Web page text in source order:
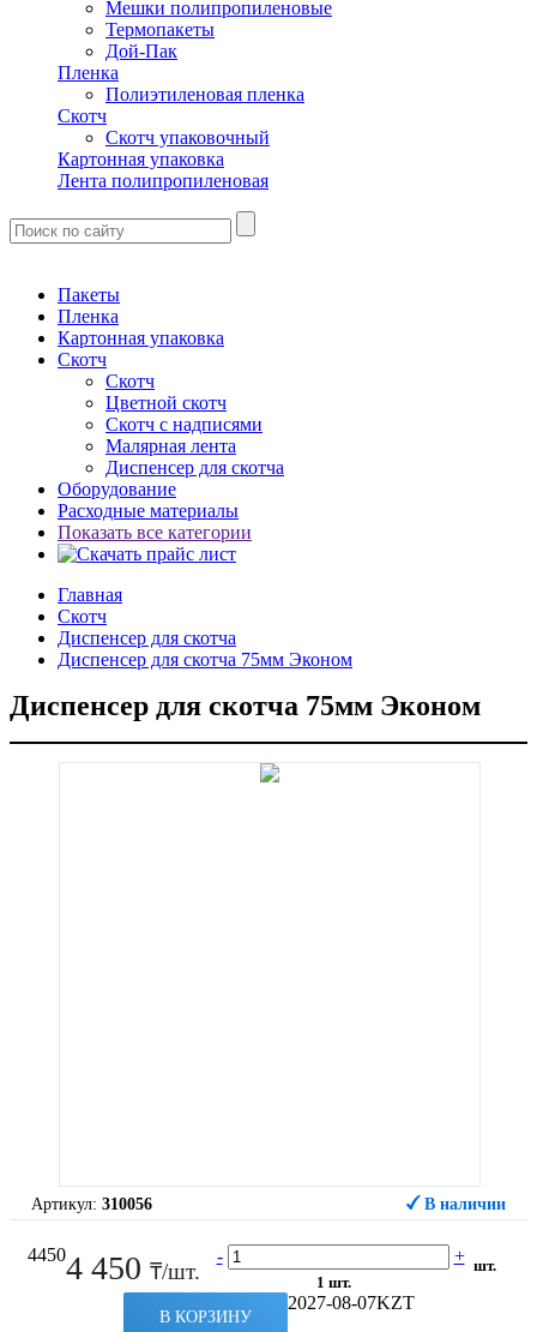
Мешки полипропиленовые
Термопакеты
Дой-Пак
Пленка
Полиэтиленовая пленка
Скотч
Скотч упаковочный
Картонная упаковка
Лента полипропиленовая
Пакеты
Пленка
Картонная упаковка
Скотч
Скотч
Цветной скотч
Скотч с надписями
Малярная лента
Диспенсер для скотча
Оборудование
Расходные материалы
Показать все категории
Главная
Скотч
Диспенсер для скотча
Диспенсер для скотча 75мм Эконом
Диспенсер для скотча 75мм Эконом
Артикул: 310056 В наличии
44504 450 ₸/шт.
- +
1 шт.
шт.
В КОРЗИНУ
2027-08-07KZT